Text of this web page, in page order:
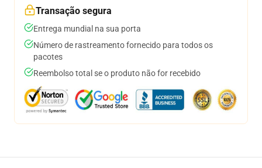
Transação segura
Entrega mundial na sua porta
Número de rastreamento fornecido para todos os
pacotes
Reembolso total se o produto não for recebido